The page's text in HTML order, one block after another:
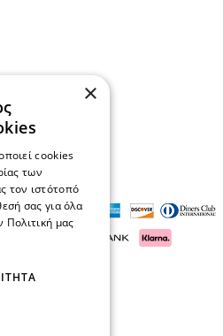
×
cookies
των
τον ιστότοπό
σας για όλα
μας